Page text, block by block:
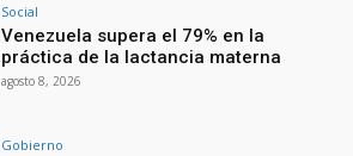
Social
Venezuela supera el 79% en la
práctica de la lactancia materna
agosto 8, 2026
Gobierno